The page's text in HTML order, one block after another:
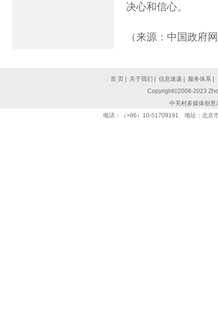
决心和信心。
（来源：中国政府
首 页 关于我们 信息速递 服务体系
Copyright©2008-2023
中关村多媒体创
电话：（+86）10-51709191 地址：北京